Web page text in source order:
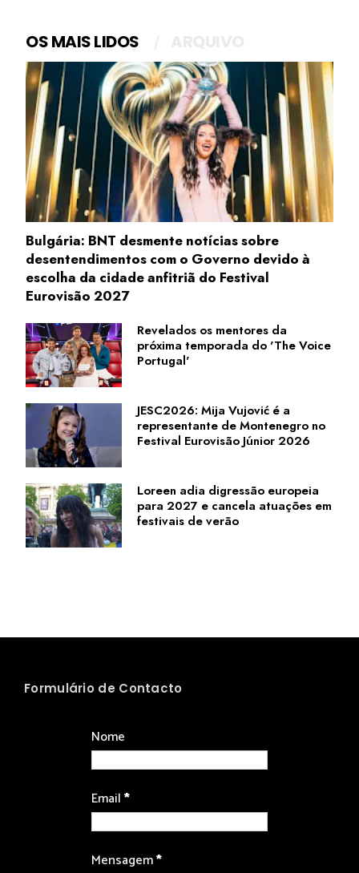
OS MAIS LIDOS
Bulgária: BNT desmente notícias sobre
desentendimentos com o Governo devido à
escolha da cidade anfitriã do Festival
Eurovisão 2027
Revelados os mentores da
próxima temporada do 'The Voice
Portugal'
JESC2026: Mija Vujović é a
representante de Montenegro no
Festival Eurovisão Júnior 2026
Loreen adia digressão europeia
para 2027 e cancela atuações em
festivais de verão
Formulário de Contacto
Nome
Email*
Mensagem*